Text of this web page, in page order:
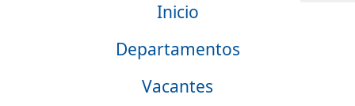
Inicio
Departamentos
Vacantes